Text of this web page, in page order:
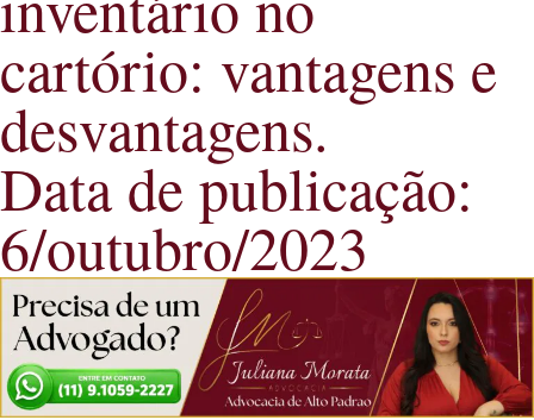
cartório: vantagens e
desvantagens.
Data de publicação:
6/outubro/2023